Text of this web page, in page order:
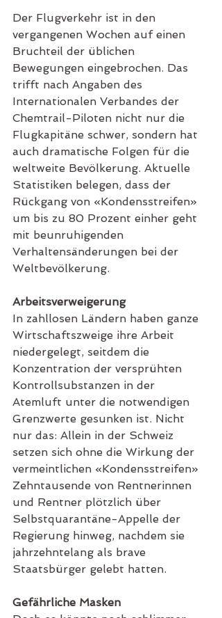
Der Flugverkehr ist in den
vergangenen Wochen auf einen
Bruchteil der üblichen
Bewegungen eingebrochen. Das
trifft nach Angaben des
Internationalen Verbandes der
Chemtrail-Piloten nicht nur die
Flugkapitäne schwer, sondern hat
auch dramatische Folgen für die
weltweite Bevölkerung. Aktuelle
Statistiken belegen, dass der
Rückgang von «Kondensstreifen»
um bis zu 80 Prozent einher geht
mit beunruhigenden
Verhaltensänderungen bei der
Weltbevölkerung.
Arbeitsverweigerung
In zahllosen Ländern haben ganze
Wirtschaftszweige ihre Arbeit
niedergelegt, seitdem die
Konzentration der versprühten
Kontrollsubstanzen in der
Atemluft unter die notwendigen
Grenzwerte gesunken ist. Nicht
nur das: Allein in der Schweiz
setzen sich ohne die Wirkung der
vermeintlichen «Kondensstreifen»
Zehntausende von Rentnerinnen
und Rentner plötzlich über
Selbstquarantäne-Appelle der
Regierung hinweg, nachdem sie
jahrzehntelang als brave
Staatsbürger gelebt hatten.
Gefährliche Masken